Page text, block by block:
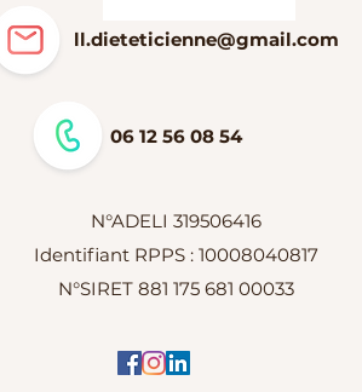
ll.dieteticienne@gmail.com
06 12 56 08 54
N°ADELI 319506416
Identifiant RPPS : 10008040817
N°SIRET 881 175 681 00033